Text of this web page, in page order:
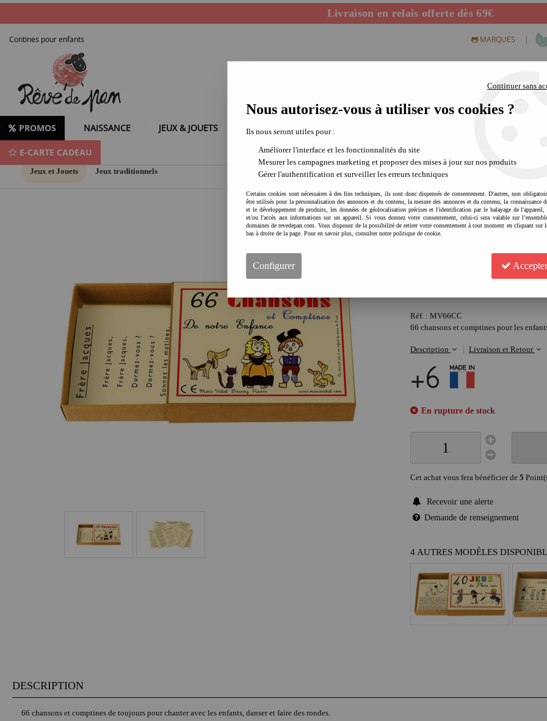
Livraison en relais offerte dès 69€
Départ de notre dépôt avant 14h
Contines pour enfants MARQUES |
PROMOS NAISSANCE JEUX & JOUETS LOISIRS CREATIFS
E-CARTE CADEAU
Jeux et Jouets Jeux traditionnels
Réf. : MV66CC
66 chansons et comptines pour les
Description Livraison et Retour
En rupture de stock
Cet achat vous fera bénéficier de 5
Recevoir une alerte
Demande de renseignement
4 AUTRES MODÈLES
DESCRIPTION
66 chansons et comptines de toujours pour chanter avec les enfants, danser et faire des rondes.
Continuer sans
Nous autorisez-vous à utiliser vos cookies ?
Ils nous seront utiles pour :
Améliorer l'interface et les fonctionnalités du site
Mesurer les campagnes marketing et proposer des mises à jour sur nos produits
Gérer l'authentification et surveiller les erreurs techniques
Certains cookies sont nécessaires à des fins techniques, ils sont donc dispensés de consentement. D'autres, non
être utilisés pour la personnalisation des annonces et du contenu, la mesure des annonces et du contenu, la connaissance
et le développement de produits, les données de géolocalisation précises et l'identification par le balayage de l'appareil,
et/ou l'accès aux informations sur un appareil. Si vous donnez votre consentement, celui-ci sera valable sur
domaines de revedepan.com. Vous disposez de la possibilité de retirer votre consentement à tout moment en cliquant sur
bas à droite de la page. Pour en savoir plus, consulter notre politique de cookie.
Configurer